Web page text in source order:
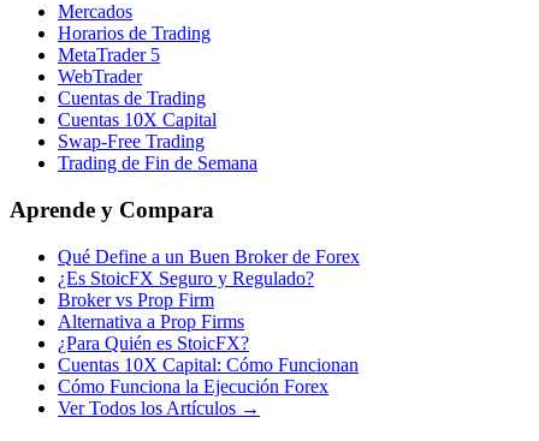
Mercados
Horarios de Trading
MetaTrader 5
WebTrader
Cuentas de Trading
Cuentas 10X Capital
Swap-Free Trading
Trading de Fin de Semana
Aprende y Compara
Qué Define a un Buen Broker de Forex
¿Es StoicFX Seguro y Regulado?
Broker vs Prop Firm
Alternativa a Prop Firms
¿Para Quién es StoicFX?
Cuentas 10X Capital: Cómo Funcionan
Cómo Funciona la Ejecución Forex
Ver Todos los Artículos →